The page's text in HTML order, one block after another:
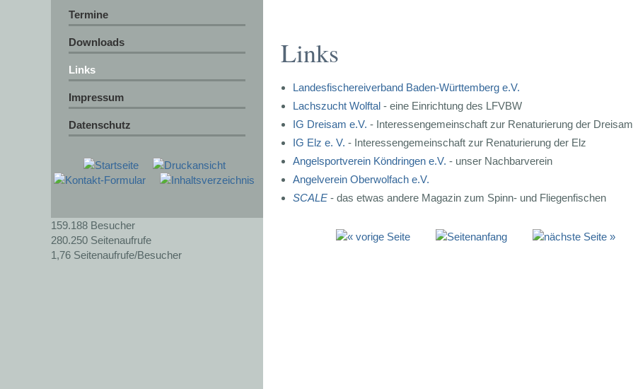
Links
Landesfischereiverband Baden-Württemberg e.V.
Lachszucht Wolftal - eine Einrichtung des LFVBW
IG Dreisam e.V. - Interessengemeinschaft zur Renaturierung der Dreisam
IG Elz e. V. - Interessengemeinschaft zur Renaturierung der Elz
Angelsportverein Köndringen e.V. - unser Nachbarverein
Angelverein Oberwolfach e.V.
SCALE - das etwas andere Magazin zum Spinn- und Fliegenfischen
Termine
Downloads
Links
Impressum
Datenschutz
159.188 Besucher
280.250 Seitenaufrufe
1,76 Seitenaufrufe/Besucher